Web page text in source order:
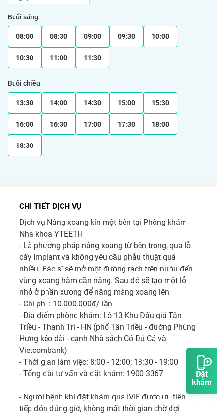
Đặt
khám
Buổi sáng
08:00 08:30 09:00 09:30 10:00
10:30 11:00 11:30
Buổi chiều
13:30 14:00 14:30 15:00 15:30
16:00 16:30 17:00 17:30 18:00
18:30
CHI TIẾT DỊCH VỤ
Dịch vụ Nâng xoang kín một bên tại Phòng khám
Nha khoa YTEETH
- Là phương pháp nâng xoang từ bên trong, qua lỗ
cấy Implant và không yêu cầu phẫu thuật quá
nhiều. Bác sĩ sẽ mở một đường rạch trên nướu đến
vùng xoang hàm cần nâng. Sau đó sẽ tạo một lỗ
nhỏ ở phần xương để nâng màng xoang lên.
- Chi phí : 10.000.000đ/ lần
- Địa điểm phòng khám: Lô 13 Khu Đấu giá Tân
Triều - Thanh Trì - HN (phố Tân Triều - đường Phùng
Hưng kéo dài - cạnh Nhà sách Có Đủ Cả và
Vietcombank)
- Thời gian làm việc: 8:00 - 12:00; 13:30 - 19:00
- Tổng đài tư vấn và đặt khám: 1900 3367
- Người bệnh khi đặt khám qua IVIE được ưu tiên
tiếp đón đúng giờ, không mất thời gian chờ đợi